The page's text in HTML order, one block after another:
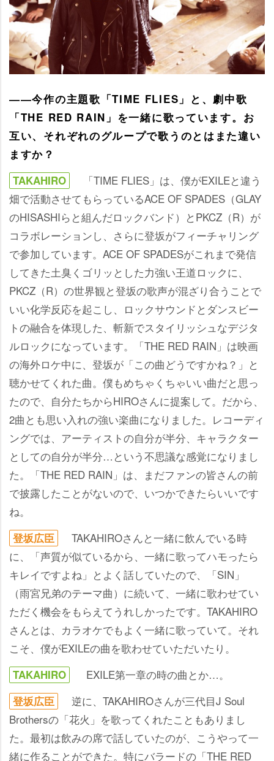
――今作の主題歌「TIME FLIES」と、劇中歌
「THE RED RAIN」を一緒に歌っています。お
互い、それぞれのグループで歌うのとはまた違い
ますか？
TAKAHIRO
「TIME FLIES」は、僕がEXILEと違う
畑で活動させてもらっているACE OF SPADES（GLAY
のHISASHIらと組んだロックバンド）とPKCZ（R）が
コラボレーションし、さらに登坂がフィーチャリング
で参加しています。ACE OF SPADESがこれまで発信
してきた土臭くゴリッとした力強い王道ロックに、
PKCZ（R）の世界観と登坂の歌声が混ざり合うことで
いい化学反応を起こし、ロックサウンドとダンスビー
トの融合を体現した、斬新でスタイリッシュなデジタ
ルロックになっています。「THE RED RAIN」は映画
の海外ロケ中に、登坂が「この曲どうですかね？」と
聴かせてくれた曲。僕もめちゃくちゃいい曲だと思っ
たので、自分たちからHIROさんに提案して。だから、
2曲とも思い入れの強い楽曲になりました。レコーディ
ングでは、アーティストの自分が半分、キャラクター
としての自分が半分…という不思議な感覚になりまし
た。「THE RED RAIN」は、まだファンの皆さんの前
で披露したことがないので、いつかできたらいいです
ね。
登坂広臣
TAKAHIROさんと一緒に飲んでいる時
に、「声質が似ているから、一緒に歌ってハモったら
キレイですよね」とよく話していたので、「SIN」
（雨宮兄弟のテーマ曲）に続いて、一緒に歌わせてい
ただく機会をもらえてうれしかったです。TAKAHIRO
さんとは、カラオケでもよく一緒に歌っていて。それ
こそ、僕がEXILEの曲を歌わせていただいたり。
TAKAHIRO EXILE第一章の時の曲とか…。
登坂広臣
逆に、TAKAHIROさんが三代目J Soul
Brothersの「花火」を歌ってくれたこともありまし
た。最初は飲みの席で話していたのが、こうやって一
緒に作ることができた。特にバラードの「THE RED